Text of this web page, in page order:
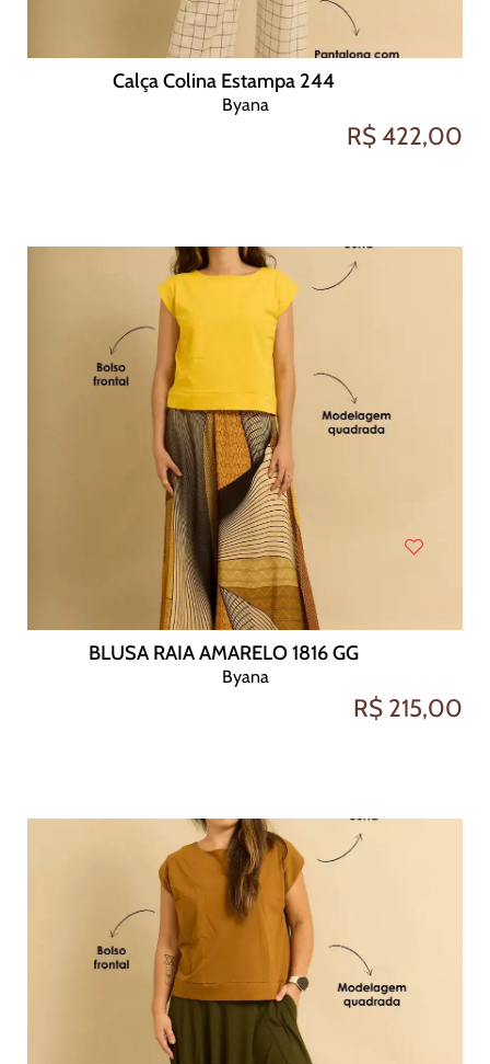
Calça Colina Estampa 244
Byana
R$ 422,00
BLUSA RAIA AMARELO 1816 GG
Byana
R$ 215,00